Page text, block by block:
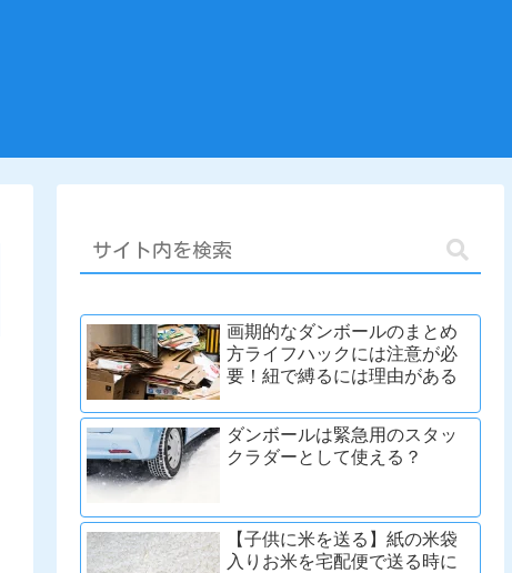
画期的なダンボールのまとめ
方ライフハックには注意が必
要！紐で縛るには理由がある
ダンボールは緊急用のスタッ
クラダーとして使える？
【子供に米を送る】紙の米袋
入りお米を宅配便で送る時に